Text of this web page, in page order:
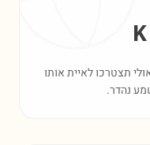
תצטרכו לאיית אותו
נהדר.